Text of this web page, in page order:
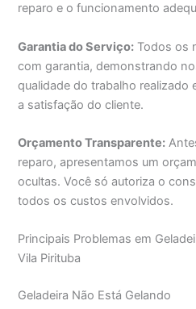
reparo e o funcionamento
Garantia do Serviço: Todos os
com garantia, demonstrando
qualidade do trabalho
a satisfação do cliente.
Orçamento Transparente:
reparo, apresentamos um
ocultas. Você só autoriza o
todos os custos envolvidos.
Principais Problemas em
Vila Pirituba
Geladeira Não Está Gelando